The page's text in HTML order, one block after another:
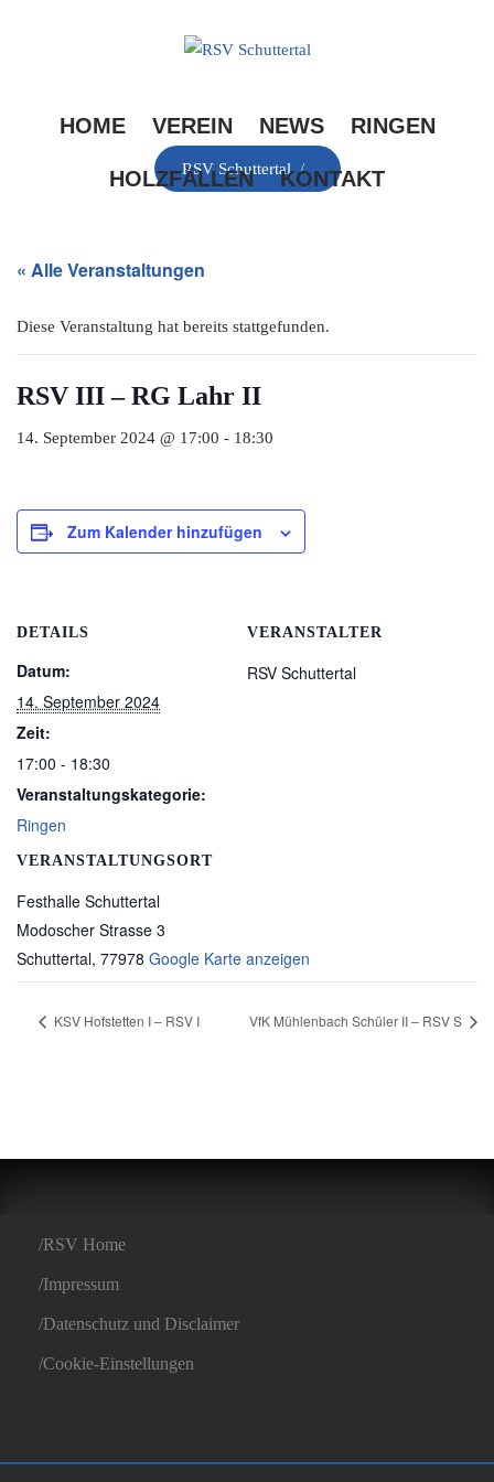
HOME VEREIN NEWS RINGEN
HOLZFÄLLEN KONTAKT
RSV Schuttertal /
« Alle Veranstaltungen
Diese Veranstaltung hat bereits stattgefunden.
RSV III – RG Lahr II
14. September 2024 @ 17:00 - 18:30
Zum Kalender hinzufügen
DETAILS
Datum:
14. September 2024
Zeit:
17:00 - 18:30
Veranstaltungskategorie:
Ringen
VERANSTALTUNGSORT
Festhalle Schuttertal
Modoscher Strasse 3
Schuttertal, 77978 Google Karte anzeigen
VERANSTALTER
RSV Schuttertal
KSV Hofstetten I – RSV I VfK Mühlenbach Schüler II – RSV S
RSV Home
Impressum
Datenschutz und Disclaimer
Cookie-Einstellungen